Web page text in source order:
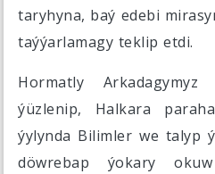
taryhyna, baý edebi
taýýarlamagy teklip etdi.
Hormatly Arkadagymyz
ýüzlenip, Halkara
ýylynda Bilimler we talyp
döwrebap ýokary